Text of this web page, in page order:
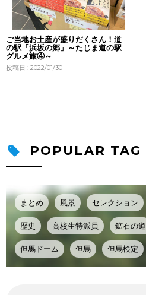
ご当地お土産が盛りだくさん！道
の駅「浜坂の郷」～たじま道の駅
グルメ旅④～
投稿日 : 2022/01/30
POPULAR TAG
まとめ 風景 セレクション
歴史 高校生特派員 鉱石の道
但馬ドーム 但馬 但馬検定